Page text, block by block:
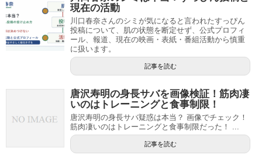
現在の活動
川口春奈さんのシミが気になると言われたすっぴん
投稿について、肌の状態を断定せず、公式プロフィ
ール、報道、現在の映画・表紙・番組活動から慎重
に扱います。
記事を読む
唐沢寿明の身長サバを画像検証！筋肉凄
いのはトレーニングと食事制限！
唐沢寿明の身長サバ疑惑は本当？ 画像でチェック！
筋肉凄いのはトレーニングと食事制限だった！ ...
記事を読む